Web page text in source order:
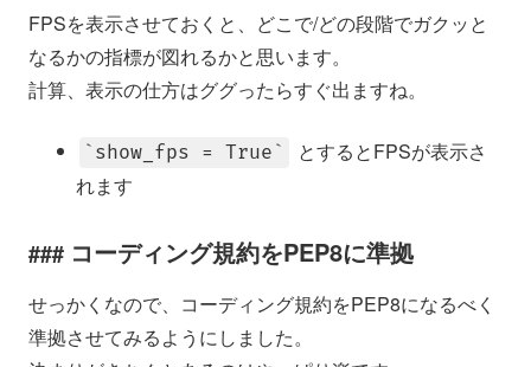
FPSを表示させておくと、どこで/どの段階でガクッと
なるかの指標が図れるかと思います。
計算、表示の仕方はググったらすぐ出ますね。
show_fps = True
とするとFPSが表示さ
れます
コーディング規約をPEP8に準拠
せっかくなので、コーディング規約をPEP8になるべく
準拠させてみるようにしました。